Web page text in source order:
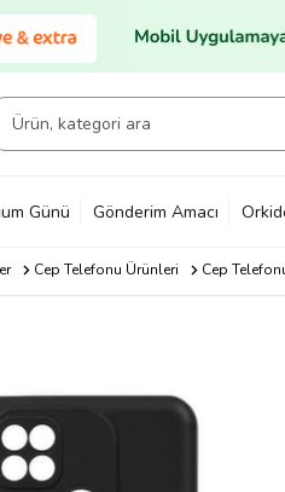
Günü Gönderim Amacı
Cep Telefonu Ürünleri Cep